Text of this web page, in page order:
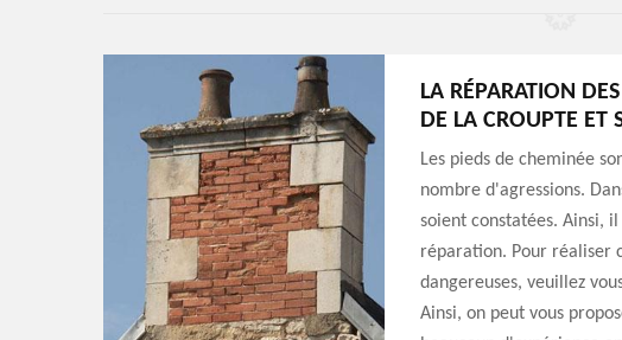
LA RÉPARATION
DE LA CROUPTE ET
Les pieds de cheminée
nombre d'agressions.
soient constatées. Ainsi,
réparation. Pour réaliser
dangereuses, veuillez
Ainsi, on peut vous